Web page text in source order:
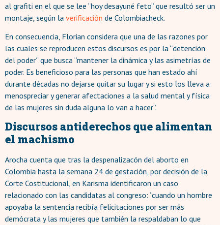
al grafiti en el que se lee “hoy desayuné feto” que resultó ser un
montaje, según la verificación de Colombiacheck.
En consecuencia, Florian considera que una de las razones por
las cuales se reproducen estos discursos es por la “detención
del poder” que busca “mantener la dinámica y las asimetrías de
poder. Es beneficioso para las personas que han estado ahí
durante décadas no dejarse quitar su lugar y si esto los lleva a
menospreciar y generar afectaciones a la salud mental y física
de las mujeres sin duda alguna lo van a hacer”.
Discursos antiderechos que alimentan
el machismo
Arocha cuenta que tras la despenalizacón del aborto en
Colombia hasta la semana 24 de gestación, por decisión de la
Corte Costitucional, en Karisma identificaron un caso
relacionado con las candidatas al congreso: “cuando un hombre
apoyaba la sentencia recibía felicitaciones por ser más
demócrata y las mujeres que también la respaldaban lo que